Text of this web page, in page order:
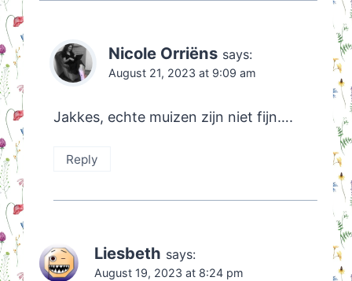
Nicole Orriëns says:
August 21, 2023 at 9:09 am
Jakkes, echte muizen zijn niet fijn….
Reply
Liesbeth says:
August 19, 2023 at 8:24 pm